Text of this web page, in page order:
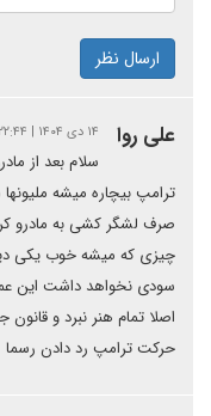
ارسال نظر
علی روا ۱۴ دی ۱۴۰۴ | ۲۲:۴۴
سلام بعد از
ترامپ بیچاره میشه
صرف لشگر کشی به مادرو
چیزی که میشه خوب یکی
سودی نخواهد داشت این
اصلا تمام هنر نبرد و
حرکت ترامپ رد دادن رسما